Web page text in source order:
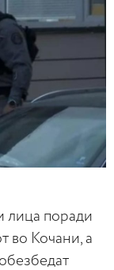
лица поради
во Кочани, а